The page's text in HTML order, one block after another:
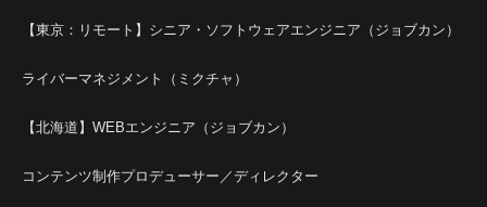
【東京：リモート】シニア・ソフトウェアエンジニア（ジョブカン）
ライバーマネジメント（ミクチャ）
【北海道】WEBエンジニア（ジョブカン）
コンテンツ制作プロデューサー／ディレクター